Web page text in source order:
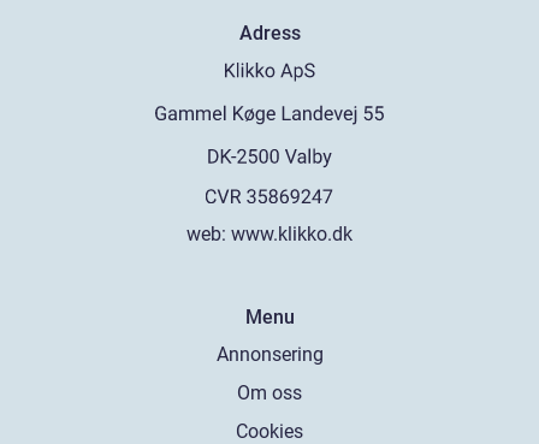
Adress
web: www.klikko.dk
Menu
Annonsering
Om oss
Cookies